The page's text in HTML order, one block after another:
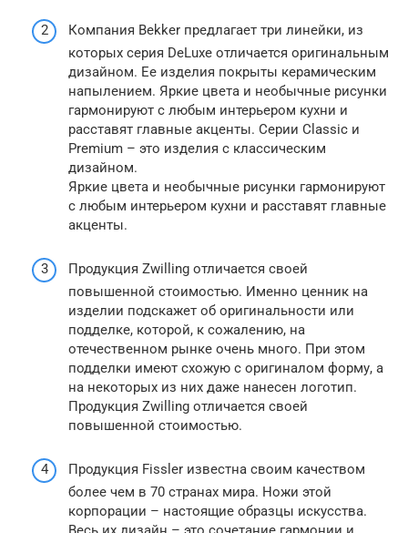
Компания Bekker предлагает три линейки, из
которых серия DeLuxe отличается оригинальным
дизайном. Ее изделия покрыты керамическим
напылением. Яркие цвета и необычные рисунки
гармонируют с любым интерьером кухни и
расставят главные акценты. Серии Classic и
Premium – это изделия с классическим
дизайном.
Яркие цвета и необычные рисунки гармонируют
с любым интерьером кухни и расставят главные
акценты.
Продукция Zwilling отличается своей
повышенной стоимостью. Именно ценник на
изделии подскажет об оригинальности или
подделке, которой, к сожалению, на
отечественном рынке очень много. При этом
подделки имеют схожую с оригиналом форму, а
на некоторых из них даже нанесен логотип.
Продукция Zwilling отличается своей
повышенной стоимостью.
Продукция Fissler известна своим качеством
более чем в 70 странах мира. Ножи этой
корпорации – настоящие образцы искусства.